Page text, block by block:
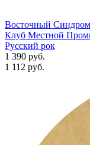
Восточный Синдром
Клуб Местной
Русский рок
1 390 руб.
1 112 руб.